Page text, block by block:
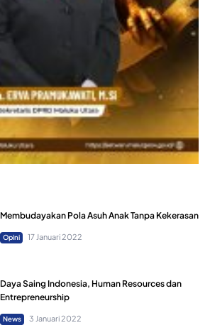
Membudayakan Pola Asuh Anak Tanpa Kekerasan
Opini 17 Januari 2022
Daya Saing Indonesia, Human Resources dan
Entrepreneurship
News 3 Januari 2022